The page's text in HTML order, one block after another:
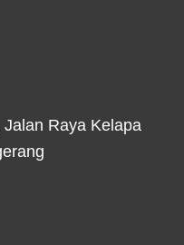
Raya Kelapa